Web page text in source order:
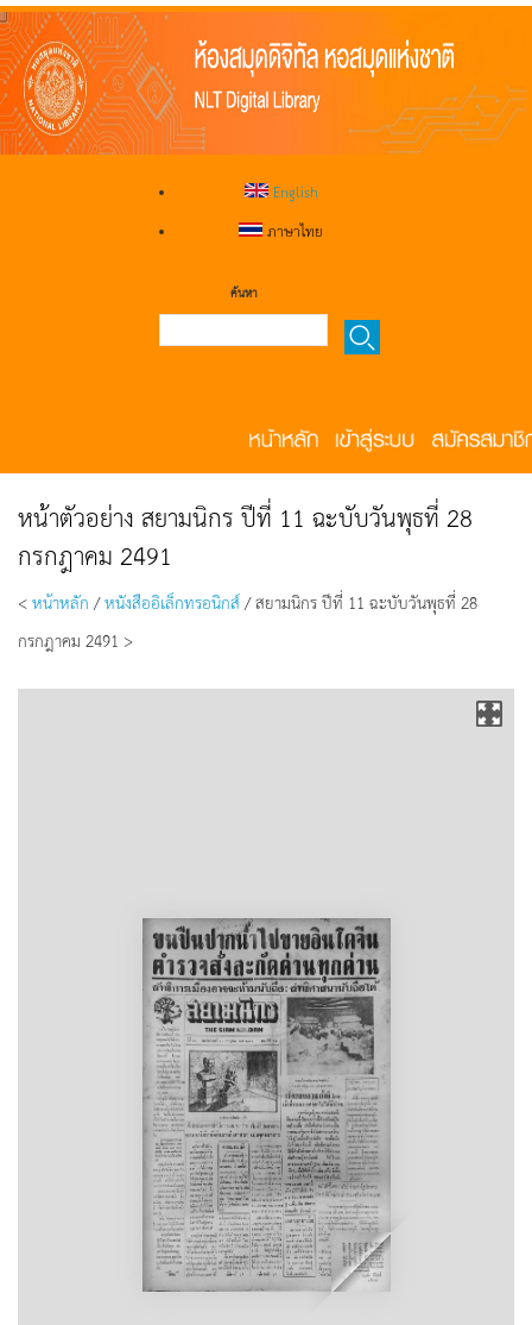
English
ภาษาไทย
ค้นหา
หน้าตัวอย่าง สยามนิกร ปีที่ 11 ฉะบับวันพุธที่ 28
กรกฎาคม 2491
<หน้าหลัก /หนังสืออิเล็กทรอนิกส์/ สยามนิกร ปีที่ 11 ฉะบับวันพุธที่ 28
กรกฎาคม 2491 >